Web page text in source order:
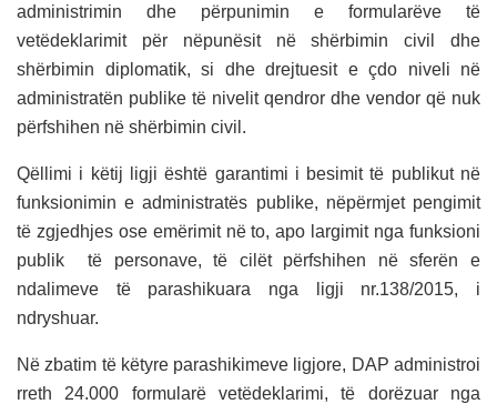
administrimin dhe përpunimin e formularëve të
vetëdeklarimit për nëpunësit në shërbimin civil dhe
shërbimin diplomatik, si dhe drejtuesit e çdo niveli në
administratën publike të nivelit qendror dhe vendor që nuk
përfshihen në shërbimin civil.
Qëllimi i këtij ligji është garantimi i besimit të publikut në
funksionimin e administratës publike, nëpërmjet pengimit
të zgjedhjes ose emërimit në to, apo largimit nga funksioni
publik të personave, të cilët përfshihen në sferën e
ndalimeve të parashikuara nga ligji nr.138/2015, i
ndryshuar.
Në zbatim të këtyre parashikimeve ligjore, DAP administroi
rreth 24.000 formularë vetëdeklarimi, të dorëzuar nga